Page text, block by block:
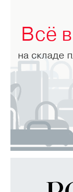
Всё
на складе